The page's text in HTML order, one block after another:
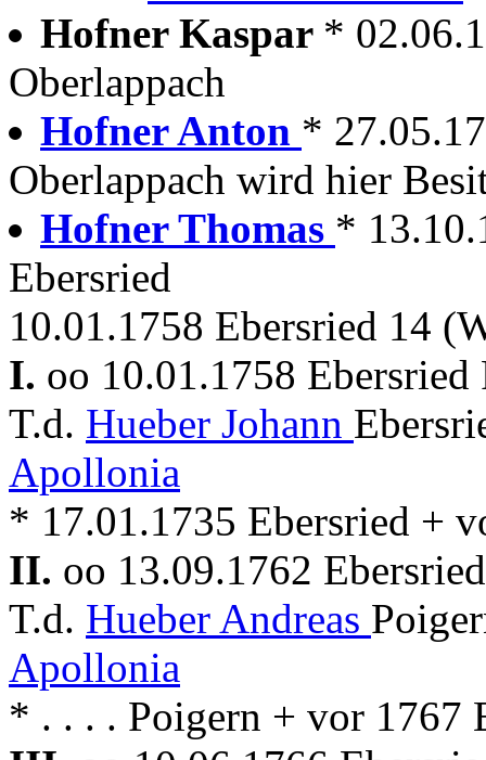
Hofner Kaspar *
Oberlappach
Hofner Anton *
Oberlappach wird hier
Hofner Thomas *
Ebersried
10.01.1758 Ebersried 14
I. oo 10.01.1758
T.d. Hueber Johann
Apollonia
* 17.01.1735 Ebersried +
II. oo 13.09.1762
T.d. Hueber Andreas
Apollonia
* . . . . Poigern + vor 1767